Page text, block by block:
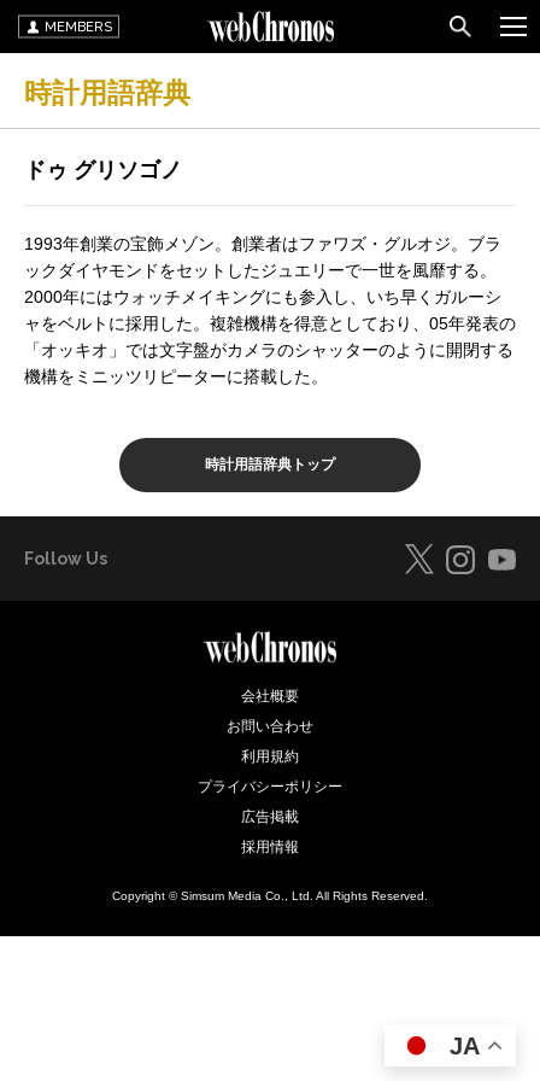
MEMBERS
時計用語辞典
ドゥ グリソゴノ
1993年創業の宝飾メゾン。創業者はファワズ・グルオジ。ブラ
ックダイヤモンドをセットしたジュエリーで一世を風靡する。
2000年にはウォッチメイキングにも参入し、いち早くガルーシ
ャをベルトに採用した。複雑機構を得意としており、05年発表の
「オッキオ」では文字盤がカメラのシャッターのように開閉する
機構をミニッツリピーターに搭載した。
時計用語辞典トップ
Follow Us
会社概要
お問い合わせ
利用規約
プライバシーポリシー
広告掲載
採用情報
Copyright © Simsum Media Co., Ltd. All Rights Reserved.
JA